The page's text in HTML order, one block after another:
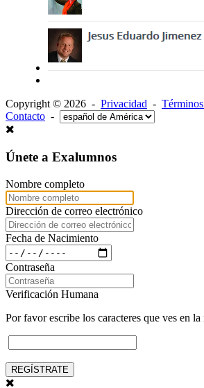
Copyright © 2026 - Privacidad -
Contacto -
Únete a Exalumnos
Nombre completo
Dirección de correo electrónico
Fecha de Nacimiento
Contraseña
Verificación Humana
Por favor escribe los caracteres que ves en la
REGÍSTRATE